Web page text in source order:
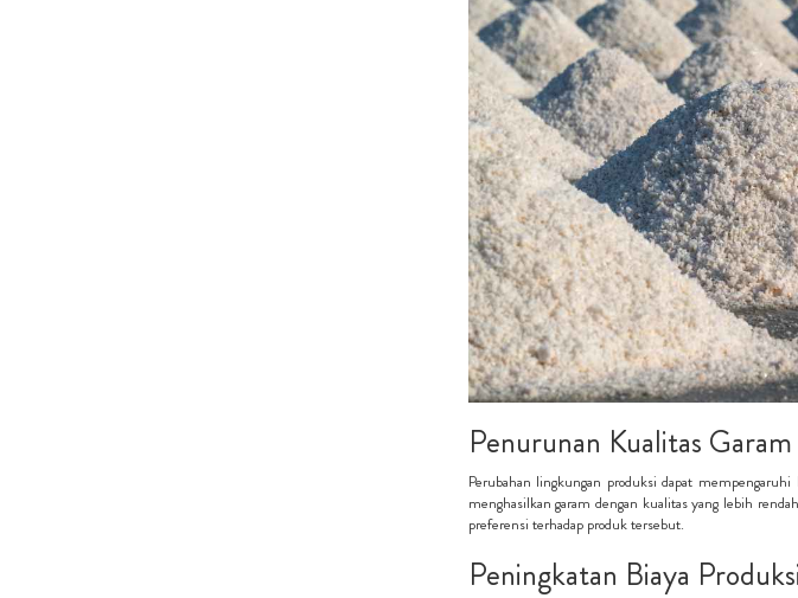
Penurunan Kualitas
Perubahan lingkungan produksi dapat
menghasilkan garam dengan kualitas yang lebih
preferensi terhadap produk tersebut.
Peningkatan Biaya